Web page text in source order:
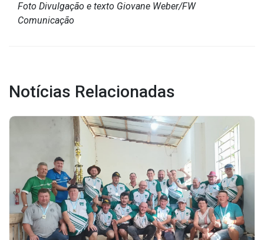
Foto Divulgação e texto Giovane Weber/FW
Comunicação
Notícias Relacionadas